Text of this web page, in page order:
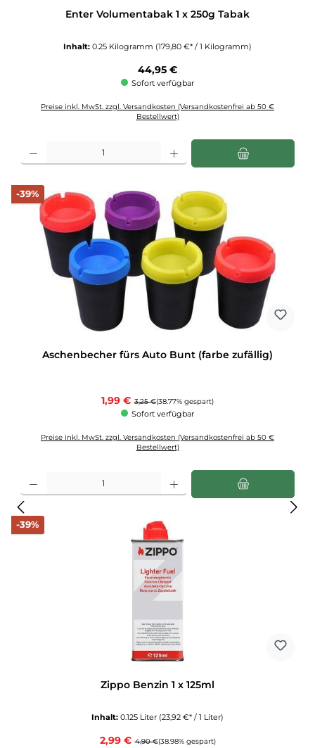
Enter Volumentabak 1 x 250g Tabak
Inhalt: 0.25 Kilogramm (179,80 €* / 1 Kilogramm)
Regulärer Preis:
44,95 €
Sofort verfügbar
Preise inkl. MwSt. zzgl. Versandkosten (Versandkostenfrei ab 50 €
Bestellwert)
Produkt Anzahl: Gib den gewünschten Wert ein oder benutze die Schaltflächen
-39%Rabatt
Aschenbecher fürs Auto Bunt (farbe zufällig)
Verkaufspreis:
1,99 € Regulärer Preis:
3,25 €(38.77% gespart)
Sofort verfügbar
Preise inkl. MwSt. zzgl. Versandkosten (Versandkostenfrei ab 50 €
Bestellwert)
-39%Rabatt
Zippo Benzin 1 x 125ml
Inhalt: 0.125 Liter (23,92 €* / 1 Liter)
Verkaufspreis:
2,99 € Regulärer Preis:
4,90 €(38.98% gespart)